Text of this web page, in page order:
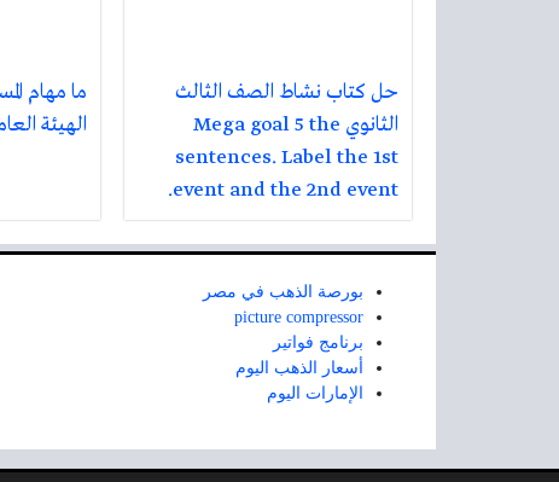
حل كتاب نشاط الصف الثالث
الثانوي Mega goal 5 the
sentences. Label the 1st
event and the 2nd event.
ما مهام
الهيئة
بورصة الذهب في مصر
picture compressor
برنامج فواتير
أسعار الذهب اليوم
الإمارات اليوم